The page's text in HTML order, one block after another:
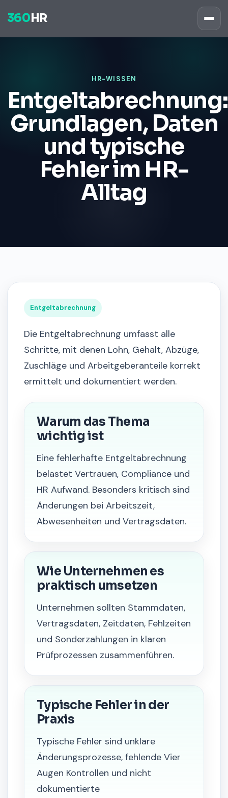
360 HR
HR-WISSEN
Entgeltabrechnung:
Grundlagen, Daten
und typische
Fehler im HR-
Alltag
Entgeltabrechnung
Die Entgeltabrechnung umfasst alle
Schritte, mit denen Lohn, Gehalt, Abzüge,
Zuschläge und Arbeitgeberanteile korrekt
ermittelt und dokumentiert werden.
Warum das Thema
wichtig ist
Eine fehlerhafte Entgeltabrechnung
belastet Vertrauen, Compliance und
HR Aufwand. Besonders kritisch sind
Änderungen bei Arbeitszeit,
Abwesenheiten und Vertragsdaten.
Wie Unternehmen es
praktisch umsetzen
Unternehmen sollten Stammdaten,
Vertragsdaten, Zeitdaten, Fehlzeiten
und Sonderzahlungen in klaren
Prüfprozessen zusammenführen.
Typische Fehler in der
Praxis
Typische Fehler sind unklare
Änderungsprozesse, fehlende Vier
Augen Kontrollen und nicht
dokumentierte